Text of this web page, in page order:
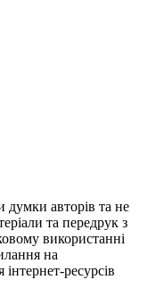
думки авторів та не
та передрук з
використанні
на
ресурсів